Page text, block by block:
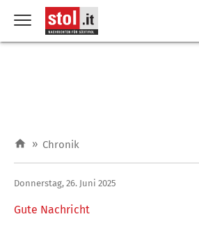
» Chronik
Gute Nachricht
Donnerstag, 26. Juni 2025